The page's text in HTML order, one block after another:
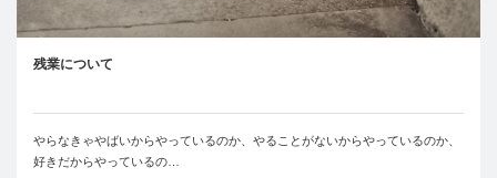
残業について
やらなきゃやばいからやっているのか、やることがないからやっているのか、
好きだからやっているの…